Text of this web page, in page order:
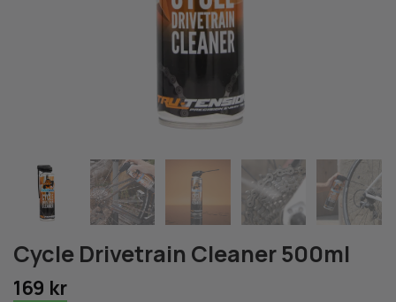
Cycle Drivetrain Cleaner 500ml
169 kr